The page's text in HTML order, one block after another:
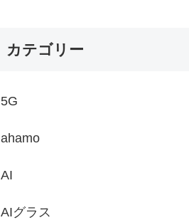
カテゴリー
5G
ahamo
AI
AIグラス